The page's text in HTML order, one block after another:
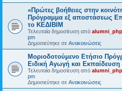
«Πρώτες βοήθειες στην
Πρόγραμμα εξ αποστάσεως
το ΚΕΔΙΒΙΜ
Τελευταία δημοσίευση από
pm
Δημοσιεύτηκε σε Ανακοινώσεις
Μοριοδοτούμενο Ετήσιο
Ειδική Αγωγή και
Τελευταία δημοσίευση από
pm
Δημοσιεύτηκε σε Ανακοινώσεις